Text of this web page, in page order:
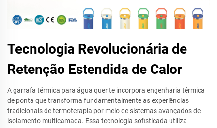
Tecnologia Revolucionária de
Retenção Estendida de Calor
A garrafa térmica para água quente incorpora engenharia térmica
de ponta que transforma fundamentalmente as experiências
tradicionais de termoterapia por meio de sistemas avançados de
isolamento multicamada. Essa tecnologia sofisticada utiliza